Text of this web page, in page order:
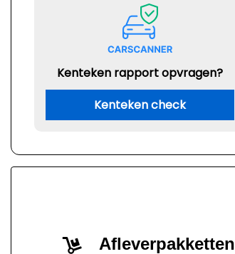
Kenteken rapport opvragen?
Kenteken check
Afleverpakketten